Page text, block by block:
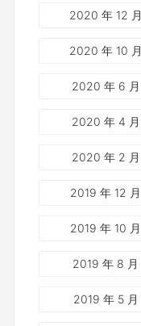
2020 年 12 月
2020 年 10 月
2020 年 6 月
2020 年 4 月
2020 年 2 月
2019 年 12 月
2019 年 10 月
2019 年 8 月
2019 年 5 月